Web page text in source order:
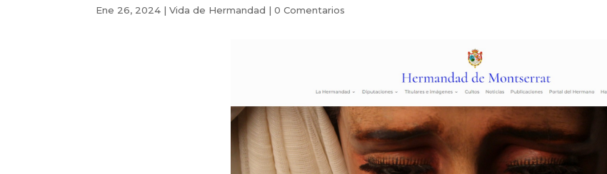
Ene 26, 2024 |Vida de Hermandad |0 Comentarios